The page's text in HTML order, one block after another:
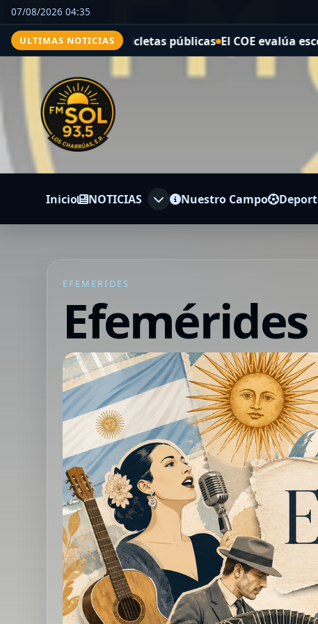
07/08/2026 04:35
ULTIMAS NOTICIAS
de bicicletas públicas El COE evalúa escenarios y
Inicio NOTICIAS Nuestro Campo
EFEMERIDES